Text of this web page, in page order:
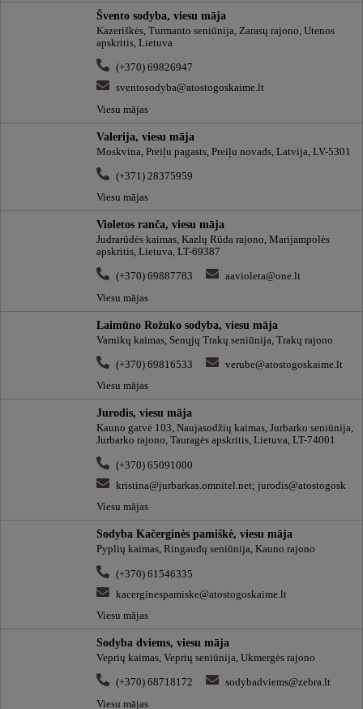
Švento sodyba, viesu māja
Kazeriškės, Turmanto seniūnija, Zarasų rajono, Utenos
apskritis, Lietuva
(+370) 69826947
sventosodyba@atostogoskaime.lt
Viesu mājas
Valerija, viesu māja
Moskvina, Preiļu pagasts, Preiļu novads, Latvija, LV-5301
(+371) 28375959
Viesu mājas
Violetos ranča, viesu māja
Judrarūdės kaimas, Kazlų Rūda rajono, Marijampolės
apskritis, Lietuva, LT-69387
(+370) 69887783
aavioleta@one.lt
Viesu mājas
Laimūno Rožuko sodyba, viesu māja
Varnikų kaimas, Senųjų Trakų seniūnija, Trakų rajono
(+370) 69816533
verube@atostogoskaime.lt
Viesu mājas
Jurodis, viesu māja
Kauno gatvė 103, Naujasodžių kaimas, Jurbarko seniūnija,
Jurbarko rajono, Tauragės apskritis, Lietuva, LT-74001
(+370) 65091000
kristina@jurbarkas.omnitel.net; jurodis@atostogosk
Viesu mājas
Sodyba Kačerginės pamiškė, viesu māja
Pyplių kaimas, Ringaudų seniūnija, Kauno rajono
(+370) 61546335
kacerginespamiske@atostogoskaime.lt
Viesu mājas
Sodyba dviems, viesu māja
Veprių kaimas, Veprių seniūnija, Ukmergės rajono
(+370) 68718172
sodybadviems@zebra.lt
Viesu mājas